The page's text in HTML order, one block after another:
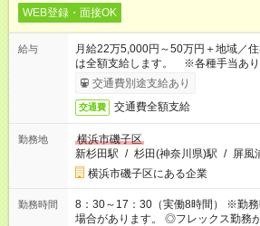
WEB登録・面接OK
給与
月給22万5,000円～50万円＋地域
は全額支給します。 ※各種手当あ
考慮して加給・優遇します。
交通費別途支給あり
交通費 交通費全額支給
勤務地
横浜市磯子区
新杉田駅 / 杉田(神奈川県)駅 / 屏風
横浜市磯子区にある企業
勤務時間
8：30～17：30（実働8時間） ※勤
場合があります。 ◎フレックス勤務が可能な就業先もありま